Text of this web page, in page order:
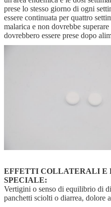
prese lo stesso giorno di ogni
essere continuata per quattro
malarica e non dovrebbe
dovrebbero essere prese dopo
EFFETTI COLLATERALI E
SPECIALE:
Vertigini o senso di equilibrio di
panchetti sciolti o diarrea, dolore